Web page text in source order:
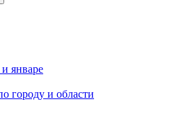
январе
городу и области